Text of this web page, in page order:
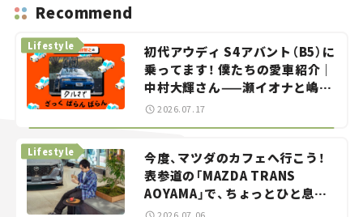
Recommend
初代アウディ S4アバント（B5）に
乗ってます！ 僕たちの愛車紹介｜
中村大輝さん——瀬イオナと嶋田
智之の「クルマでざっくばらんば
Lifestyle
2026.07.17
今度、マツダのカフェへ行こう！
表参道の「MAZDA TRANS
AOYAMA」で、ちょっとひと息。
——連載｜CCGとクルマでどうす
Lifestyle
2026.07.06